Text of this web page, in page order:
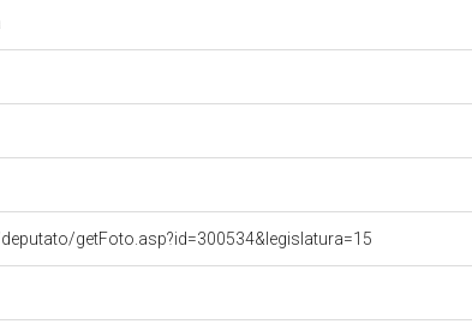
getFoto.asp?id=300534&legislatura=15